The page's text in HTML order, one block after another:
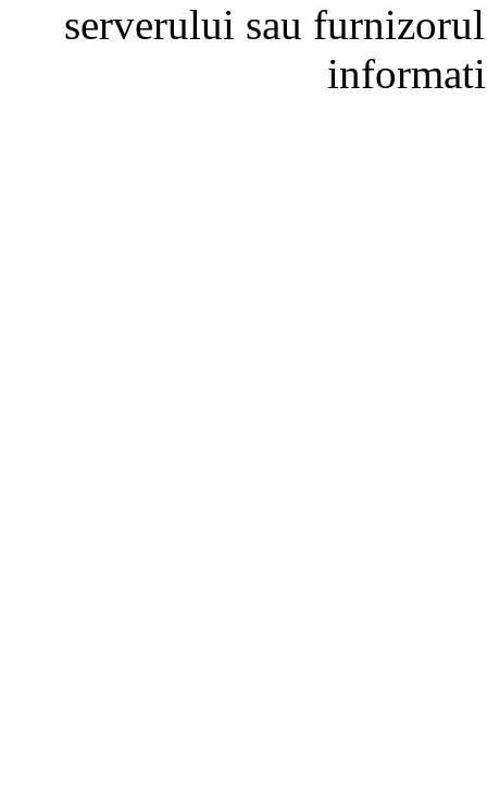
serverului sau